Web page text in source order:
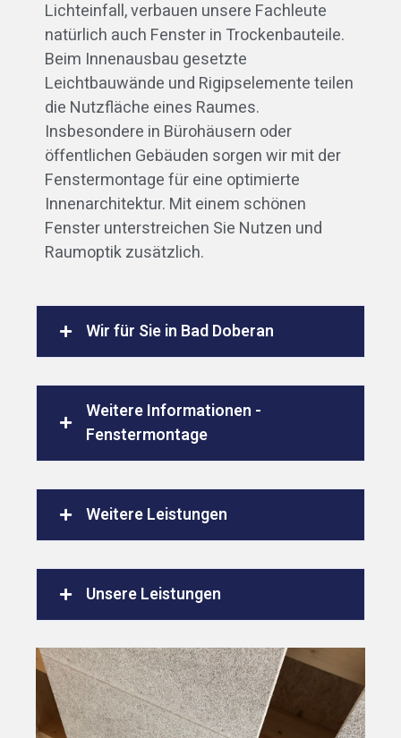
Lichteinfall, verbauen unsere Fachleute
natürlich auch Fenster in Trockenbauteile.
Beim Innenausbau gesetzte
Leichtbauwände und Rigipselemente teilen
die Nutzfläche eines Raumes.
Insbesondere in Bürohäusern oder
öffentlichen Gebäuden sorgen wir mit der
Fenstermontage für eine optimierte
Innenarchitektur. Mit einem schönen
Fenster unterstreichen Sie Nutzen und
Raumoptik zusätzlich.
Wir für Sie in Bad Doberan
Weitere Informationen -
Fenstermontage
Weitere Leistungen
Unsere Leistungen